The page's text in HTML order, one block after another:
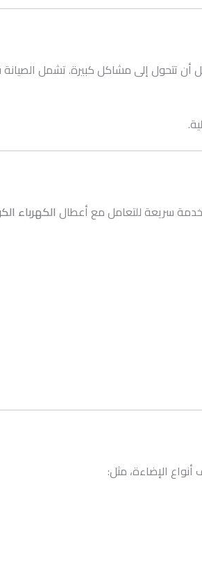
أن تتحول إلى مشاكل كبيرة. تشمل
سريعة للتعامل مع أعطال الكهرباء
الإضاءة، مثل: